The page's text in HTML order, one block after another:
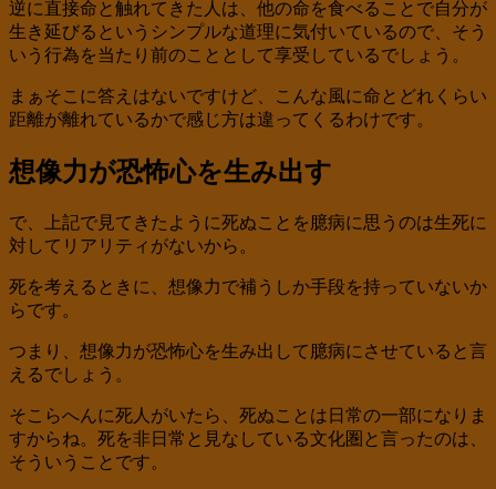
逆に直接命と触れてきた人は、他の命を食べることで自分が
生き延びるというシンプルな道理に気付いているので、そう
いう行為を当たり前のこととして享受しているでしょう。
まぁそこに答えはないですけど、こんな風に命とどれくらい
距離が離れているかで感じ方は違ってくるわけです。
想像力が恐怖心を生み出す
で、上記で見てきたように死ぬことを臆病に思うのは生死に
対してリアリティがないから。
死を考えるときに、想像力で補うしか手段を持っていないか
らです。
つまり、想像力が恐怖心を生み出して臆病にさせていると言
えるでしょう。
そこらへんに死人がいたら、死ぬことは日常の一部になりま
すからね。死を非日常と見なしている文化圏と言ったのは、
そういうことです。